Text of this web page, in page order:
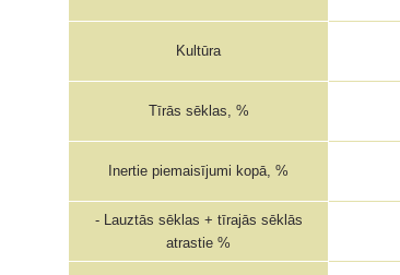
Kultūra
Tīrās sēklas, %
Inertie piemaisījumi kopā, %
- Lauztās sēklas + tīrajās sēklās
atrastie %